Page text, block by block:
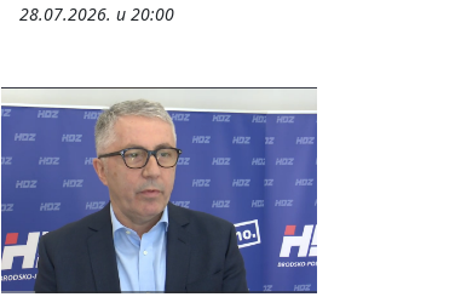
28.07.2026. u 20:00